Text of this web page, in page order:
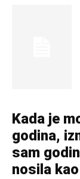
Kada je
godina,
sam
nosila